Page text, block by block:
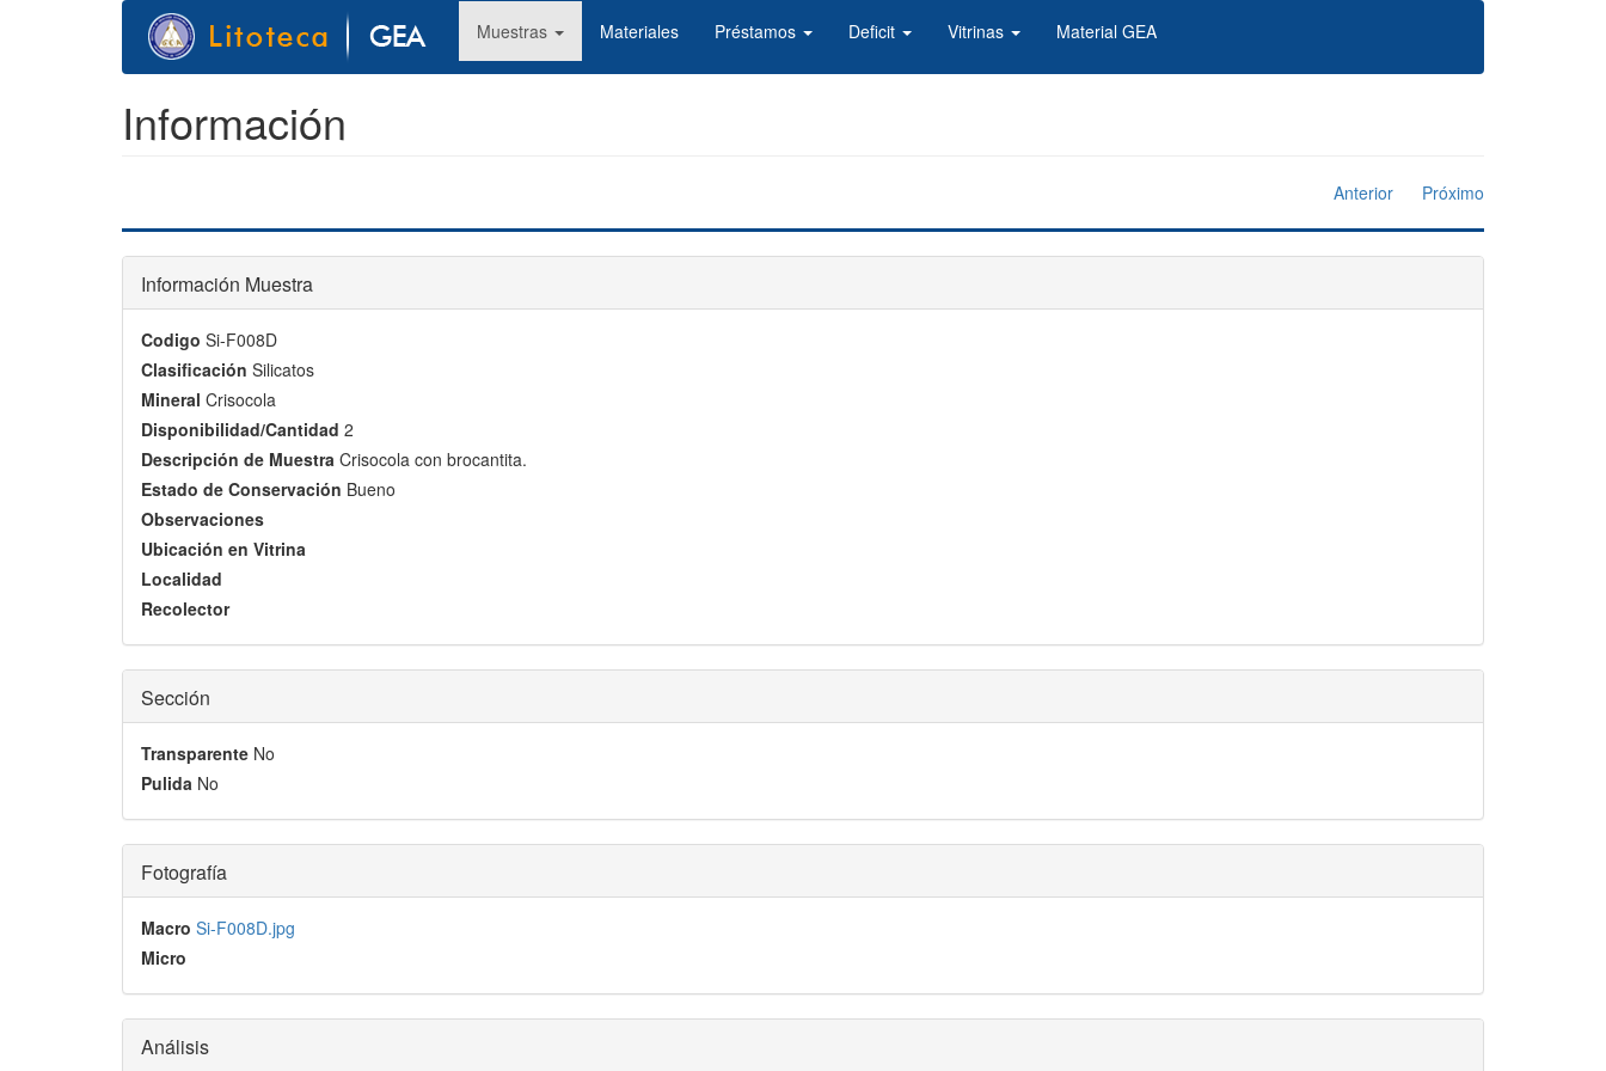
Muestras Materiales Préstamos Deficit Vitrinas Material GEA
Información
Anterior Próximo
Información Muestra
Codigo Si-F008D
Clasificación Silicatos
Mineral Crisocola
Disponibilidad/Cantidad 2
Descripción de Muestra Crisocola con brocantita.
Estado de Conservación Bueno
Observaciones
Ubicación en Vitrina
Localidad
Recolector
Sección
Transparente No
Pulida No
Fotografía
Macro Si-F008D.jpg
Micro
Análisis